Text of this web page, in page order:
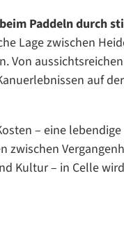
Paddeln durch
Lage zwischen
auf
– eine
zwischen
Kultur – in Celle